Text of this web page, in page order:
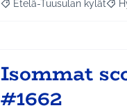
Rajaa tulokset aihepiirin
Etelä-Tuusulan kylät
Isommat
#1662